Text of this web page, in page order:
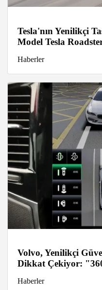
Tesla'nın Yenilikçi
Model Tesla
Haberler
Volvo, Yenilikçi
Dikkat Çekiyor:
Haberler